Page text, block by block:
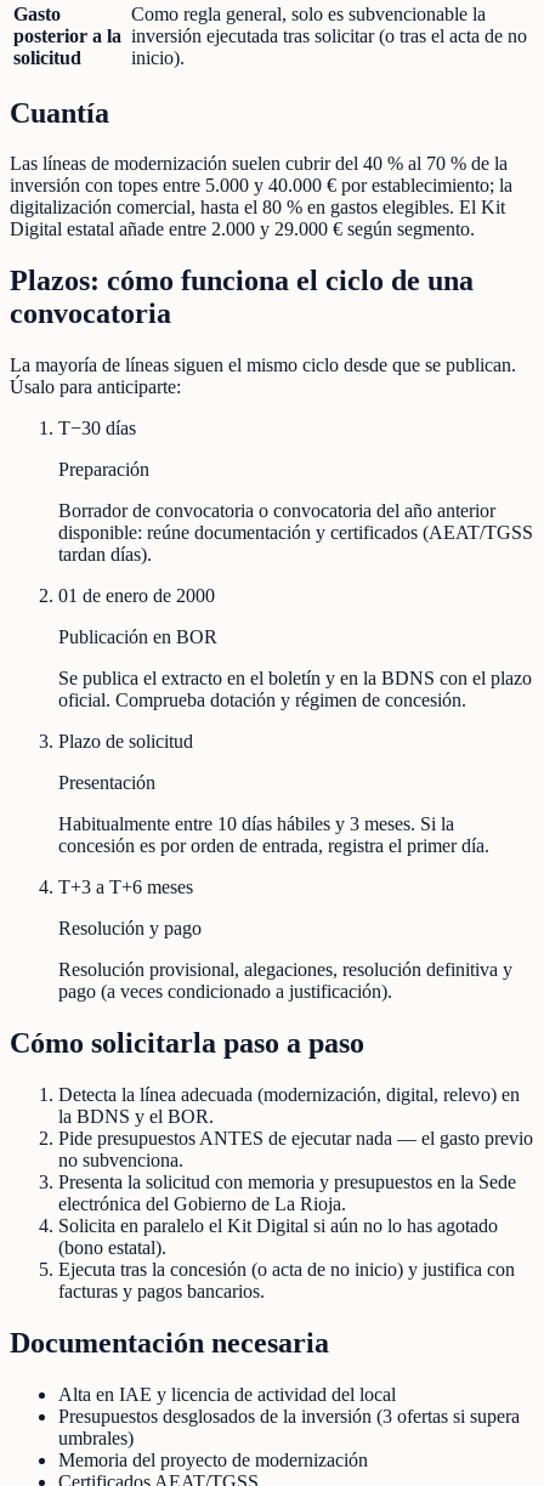
Gasto
posterior a la
solicitud
Como regla general, solo es subvencionable la
inversión ejecutada tras solicitar (o tras el acta de no
inicio).
Cuantía
Las líneas de modernización suelen cubrir del 40 % al 70 % de la
inversión con topes entre 5.000 y 40.000 € por establecimiento; la
digitalización comercial, hasta el 80 % en gastos elegibles. El Kit
Digital estatal añade entre 2.000 y 29.000 € según segmento.
Plazos: cómo funciona el ciclo de una
convocatoria
La mayoría de líneas siguen el mismo ciclo desde que se publican.
Úsalo para anticiparte:
T−30 días
Preparación
Borrador de convocatoria o convocatoria del año anterior
disponible: reúne documentación y certificados (AEAT/TGSS
tardan días).
01 de enero de 2000
Publicación en BOR
Se publica el extracto en el boletín y en la BDNS con el plazo
oficial. Comprueba dotación y régimen de concesión.
Plazo de solicitud
Presentación
Habitualmente entre 10 días hábiles y 3 meses. Si la
concesión es por orden de entrada, registra el primer día.
T+3 a T+6 meses
Resolución y pago
Resolución provisional, alegaciones, resolución definitiva y
pago (a veces condicionado a justificación).
Cómo solicitarla paso a paso
Detecta la línea adecuada (modernización, digital, relevo) en
la BDNS y el BOR.
Pide presupuestos ANTES de ejecutar nada — el gasto previo
no subvenciona.
Presenta la solicitud con memoria y presupuestos en la Sede
electrónica del Gobierno de La Rioja.
Solicita en paralelo el Kit Digital si aún no lo has agotado
(bono estatal).
Ejecuta tras la concesión (o acta de no inicio) y justifica con
facturas y pagos bancarios.
Documentación necesaria
Alta en IAE y licencia de actividad del local
Presupuestos desglosados de la inversión (3 ofertas si supera
umbrales)
Memoria del proyecto de modernización
Certificados AEAT/TGSS